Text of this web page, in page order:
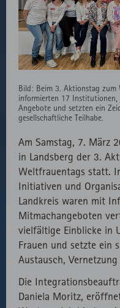
Bild: Beim 3. Aktionstag zum
informierten 17 Institutionen,
Angebote und setzten ein
gesellschaftliche Teilhabe.
Am Samstag, 7. März
in Landsberg der 3.
Weltfrauentags statt.
Initiativen und
Landkreis waren mit
Mitmachangeboten
vielfältige Einblicke in
Frauen und setzte ein
Austausch,
Die
Daniela Moritz,
Aufruf von
fast.fonts.net
des